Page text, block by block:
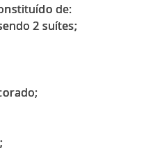
de:
2 suítes;